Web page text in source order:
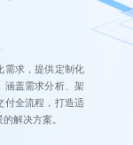
需求，提供定制化
涵盖需求分析、架
付全流程，打造适
解决方案。